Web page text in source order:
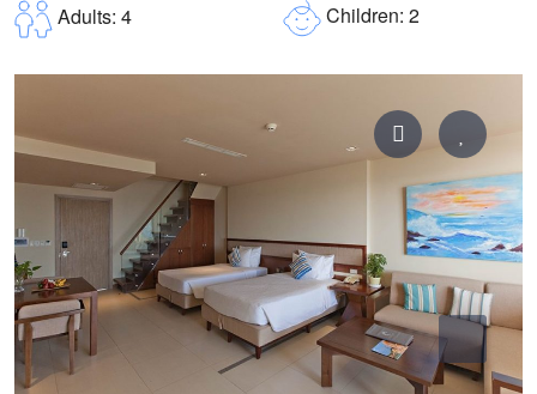
Adults: 4 Children: 2